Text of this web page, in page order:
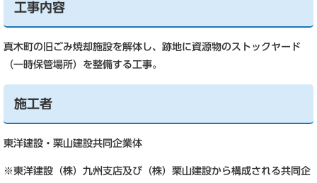
工事内容
真木町の旧ごみ焼却施設を解体し、跡地に資源物のストックヤード
（一時保管場所）を整備する工事。
施工者
東洋建設・栗山建設共同企業体
※東洋建設（株）九州支店及び（株）栗山建設から構成される共同企